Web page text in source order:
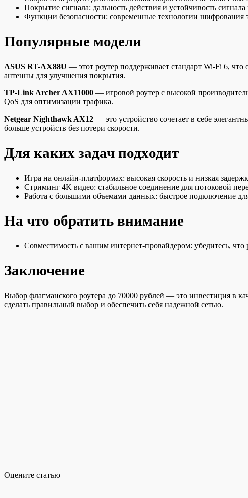
Покрытие сигнала: дальность действия и устойчивость
Функции безопасности: современные технологии
Популярные модели
ASUS RT-AX88U — этот роутер поддерживает стандарт Wi-Fi 6,
антенны для улучшения покрытия.
TP-Link Archer AX11000 — игровой роутер с высокой
QoS для оптимизации трафика.
Netgear Nighthawk AX12 — это устройство сочетает в себе
больше устройств без потери скорости.
Для каких задач подходит
Игра на онлайн-платформах: высокая скорость и низкая
Стриминг 4K видео: стабильное соединение для потоковой
Работа с большими объемами данных: быстрое подключение
На что обратить внимание
Совместимость с вашим интернет-провайдером: убедитесь,
Заключение
Выбор флагманского роутера до 70000 рублей — это инвестиция в
сделать правильный выбор и обеспечить себя надежной сетью.
Оцените статью